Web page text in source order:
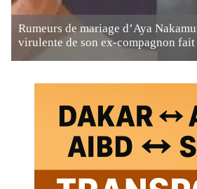
Rumeurs de mariage d’Aya
virulente de son ex-compagnon fait